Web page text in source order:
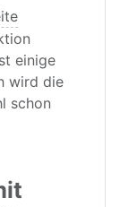
einige
wird die
schon